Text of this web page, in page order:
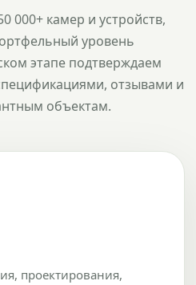
000+ камер и устройств,
уровень
этапе подтверждаем
отзывами и
объектам.
проектирования,